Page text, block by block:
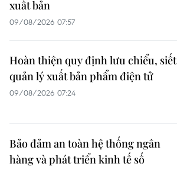
xuất bản
09/08/2026 07:57
Hoàn thiện quy định lưu chiểu, siết
quản lý xuất bản phẩm điện tử
09/08/2026 07:24
Bảo đảm an toàn hệ thống ngân
hàng và phát triển kinh tế số